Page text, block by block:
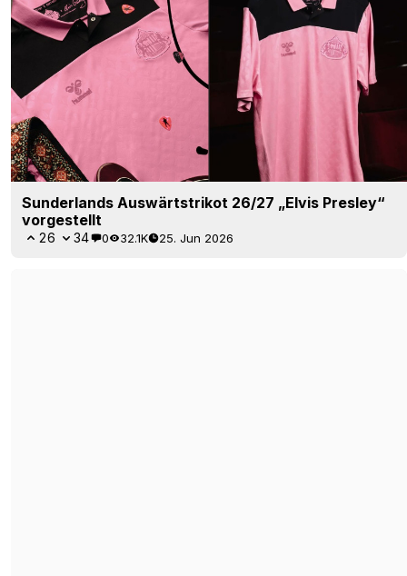
Sunderlands Auswärtstrikot 26/27 „Elvis Presley“
vorgestellt
26 34 0 32.1K 25. Jun 2026